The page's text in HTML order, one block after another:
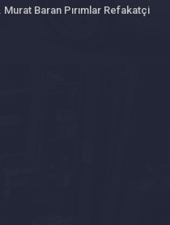
Baran Pırımlar Refakatçi